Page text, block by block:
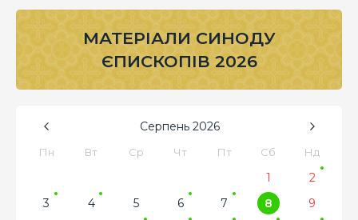
МАТЕРІАЛИ СИНОДУ
ЄПИСКОПІВ 2026
Серпень 2026
Пн Вт Ср Чт Пт Сб Нд
1
2
3
4 5 6 7 8
9